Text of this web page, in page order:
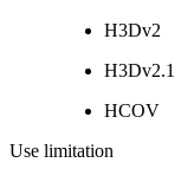
H3Dv2
H3Dv2.1
HCOV
Use limitation